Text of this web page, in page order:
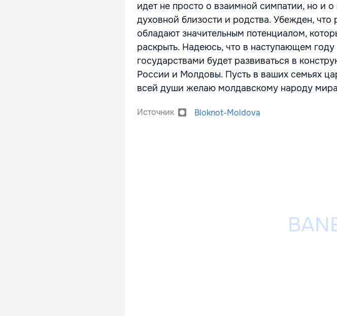
идет не просто о взаимной симпатии, но и
духовной близости и родства. Убежден,
обладают значительным потенциалом,
раскрыть. Надеюсь, что в наступающем
государствами будет развиваться в
России и Молдовы. Пусть в ваших семьях
всей души желаю молдавскому народу
Источник Bloknot-Moldova